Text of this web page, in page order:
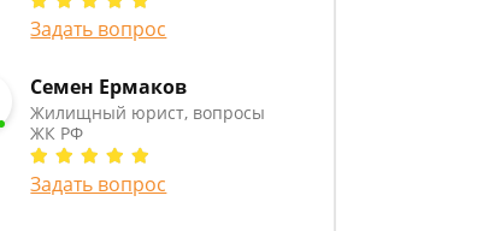
Задать вопрос
Семен Ермаков
Жилищный юрист, вопросы
ЖК РФ
Задать вопрос